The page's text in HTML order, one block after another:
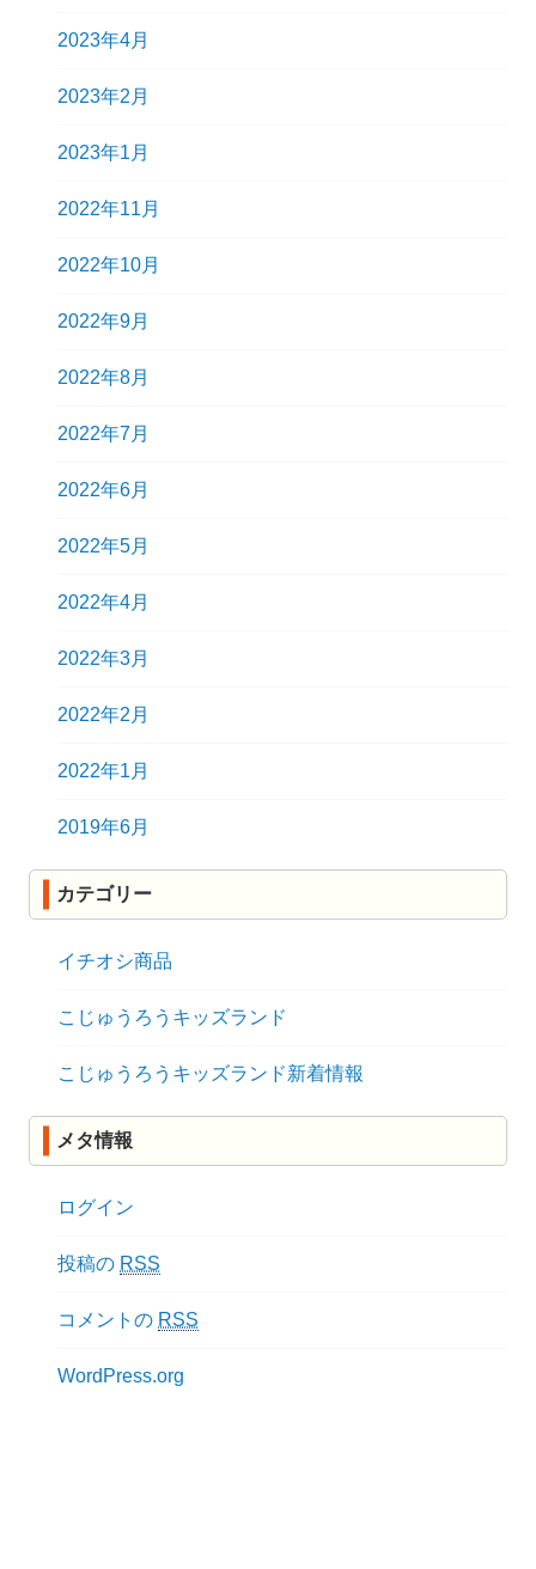
2023年4月
2023年2月
2023年1月
2022年11月
2022年10月
2022年9月
2022年8月
2022年7月
2022年6月
2022年5月
2022年4月
2022年3月
2022年2月
2022年1月
2019年6月
カテゴリー
イチオシ商品
こじゅうろうキッズランド
こじゅうろうキッズランド新着情報
メタ情報
ログイン
投稿の RSS
コメントの RSS
WordPress.org